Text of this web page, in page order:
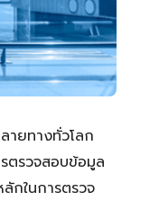
ายทางทั่วโลก
รตรวจสอบข้อมูล
กในการตรวจ